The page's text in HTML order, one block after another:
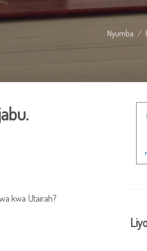
Nyumba
kwa Utairah?